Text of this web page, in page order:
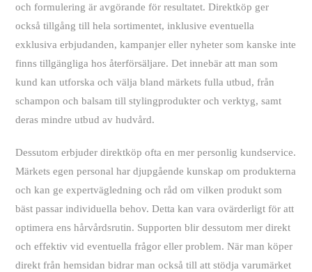
och formulering är avgörande för resultatet. Direktköp ger
också tillgång till hela sortimentet, inklusive eventuella
exklusiva erbjudanden, kampanjer eller nyheter som kanske inte
finns tillgängliga hos återförsäljare. Det innebär att man som
kund kan utforska och välja bland märkets fulla utbud, från
schampon och balsam till stylingprodukter och verktyg, samt
deras mindre utbud av hudvård.
Dessutom erbjuder direktköp ofta en mer personlig kundservice.
Märkets egen personal har djupgående kunskap om produkterna
och kan ge expertvägledning och råd om vilken produkt som
bäst passar individuella behov. Detta kan vara ovärderligt för att
optimera ens hårvårdsrutin. Supporten blir dessutom mer direkt
och effektiv vid eventuella frågor eller problem. När man köper
direkt från hemsidan bidrar man också till att stödja varumärket